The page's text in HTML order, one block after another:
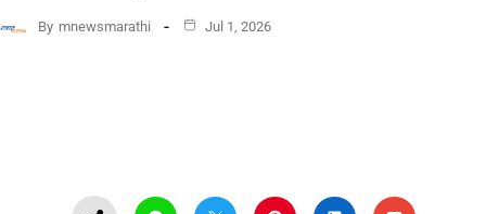
By mnewsmarathi Jul 1, 2026